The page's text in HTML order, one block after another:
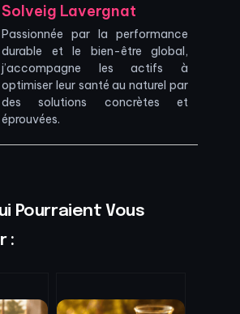
Solveig Lavergnat
Passionnée par la performance
durable et le bien-être global,
j’accompagne les actifs à
optimiser leur santé au naturel par
des solutions concrètes et
éprouvées.
Pourraient Vous
: